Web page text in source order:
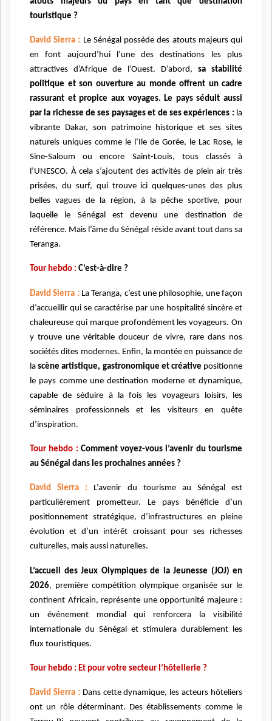
touristique ?
David Sierra : Le Sénégal possède des atouts majeurs qui
en font aujourd’hui l’une des destinations les plus
attractives d’Afrique de l’Ouest. D’abord, sa stabilité
politique et son ouverture au monde offrent un cadre
rassurant et propice aux voyages. Le pays séduit aussi
par la richesse de ses paysages et de ses expériences : la
vibrante Dakar, son patrimoine historique et ses sites
naturels uniques comme le l’Ile de Gorée, le Lac Rose, le
Sine-Saloum ou encore Saint-Louis, tous classés à
l’UNESCO. À cela s’ajoutent des activités de plein air très
prisées, du surf, qui trouve ici quelques-unes des plus
belles vagues de la région, à la pêche sportive, pour
laquelle le Sénégal est devenu une destination de
référence. Mais l’âme du Sénégal réside avant tout dans sa
Teranga.
Tour hebdo : C’est-à-dire ?
David Sierra : La Teranga, c’est une philosophie, une façon
d’accueillir qui se caractérise par une hospitalité sincère et
chaleureuse qui marque profondément les voyageurs. On
y trouve une véritable douceur de vivre, rare dans nos
sociétés dites modernes. Enfin, la montée en puissance de
lascène artistique, gastronomique et créative positionne
le pays comme une destination moderne et dynamique,
capable de séduire à la fois les voyageurs loisirs, les
séminaires professionnels et les visiteurs en quête
d’inspiration.
Tour hebdo : Comment voyez-vous l’avenir du tourisme
au Sénégal dans les prochaines années ?
David Sierra :
L’avenir du tourisme au Sénégal est
particulièrement prometteur. Le pays bénéficie d’un
positionnement stratégique, d’infrastructures en pleine
évolution et d’un intérêt croissant pour ses richesses
culturelles, mais aussi naturelles.
L’accueil des Jeux Olympiques de la Jeunesse (JOJ) en
2026, première compétition olympique organisée sur le
continent Africain, représente une opportunité majeure :
un événement mondial qui renforcera la visibilité
internationale du Sénégal et stimulera durablement les
flux touristiques.
Tour hebdo : Et pour votre secteur l’hôtellerie ?
David Sierra : Dans cette dynamique, les acteurs hôteliers
ont un rôle déterminant. Des établissements comme le